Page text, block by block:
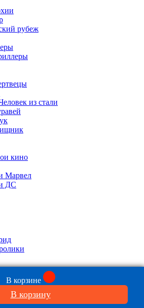
В корзине
В корзину
рубеж
из стали
кино
Марвел
ДС